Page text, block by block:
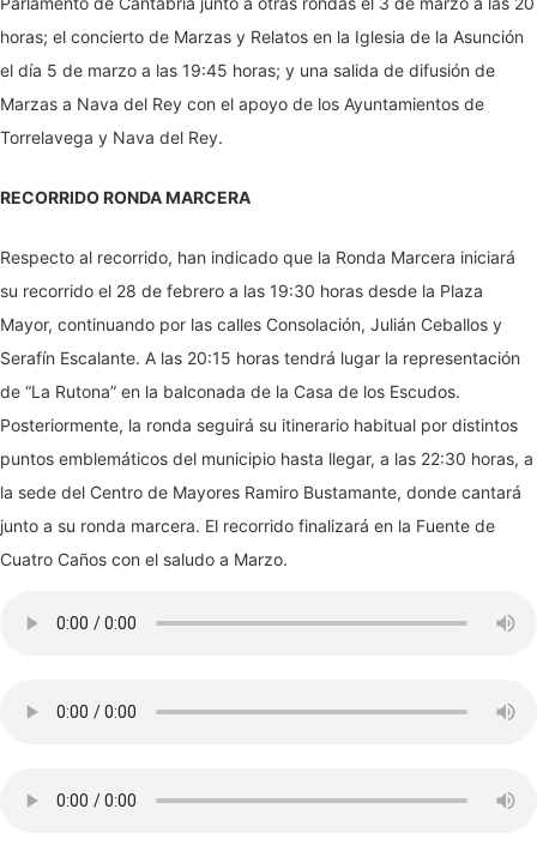
horas; el concierto de Marzas y Relatos en la Iglesia de la Asunción
el día 5 de marzo a las 19:45 horas; y una salida de difusión de
Marzas a Nava del Rey con el apoyo de los Ayuntamientos de
Torrelavega y Nava del Rey.
RECORRIDO RONDA MARCERA
Respecto al recorrido, han indicado que la Ronda Marcera iniciará
su recorrido el 28 de febrero a las 19:30 horas desde la Plaza
Mayor, continuando por las calles Consolación, Julián Ceballos y
Serafín Escalante. A las 20:15 horas tendrá lugar la representación
de “La Rutona” en la balconada de la Casa de los Escudos.
Posteriormente, la ronda seguirá su itinerario habitual por distintos
puntos emblemáticos del municipio hasta llegar, a las 22:30 horas, a
la sede del Centro de Mayores Ramiro Bustamante, donde cantará
junto a su ronda marcera. El recorrido finalizará en la Fuente de
Cuatro Caños con el saludo a Marzo.